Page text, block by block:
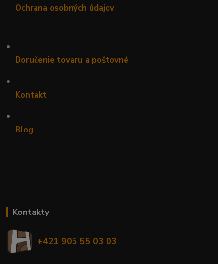
Ochrana osobných údajov
•
Doručenie tovaru a poštovné
•
Kontakt
•
Blog
Kontakty
+421 905 55 03 03